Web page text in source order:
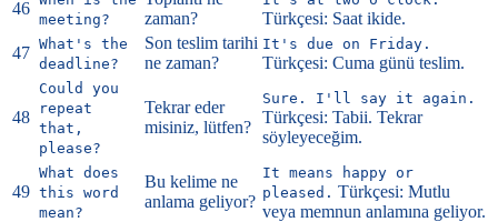
46
meeting?
zaman?
Türkçesi: Saat ikide.
47 What's the
deadline?
Son teslim tarihi
ne zaman?
It's due on Friday.
Türkçesi: Cuma günü teslim.
48
Could you
repeat
that,
please?
Tekrar eder
misiniz, lütfen?
Sure. I'll say it again.
Türkçesi: Tabii. Tekrar
söyleyeceğim.
49
What does
this word
mean?
Bu kelime ne
anlama geliyor?
It means happy or
pleased. Türkçesi: Mutlu
veya memnun anlamına geliyor.